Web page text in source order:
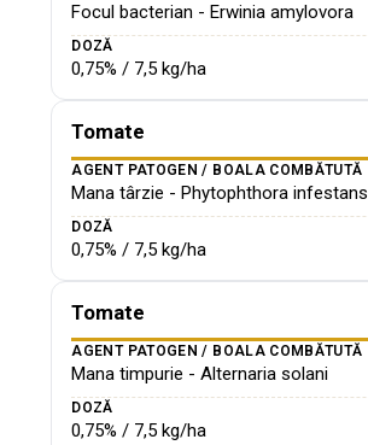
Focul bacterian - Erwinia amylovora
DOZĂ
0,75% / 7,5 kg/ha
Tomate
AGENT PATOGEN / BOALA COMBĂTUTĂ
Mana târzie - Phytophthora infestans
DOZĂ
0,75% / 7,5 kg/ha
Tomate
AGENT PATOGEN / BOALA COMBĂTUTĂ
Mana timpurie - Alternaria solani
DOZĂ
0,75% / 7,5 kg/ha